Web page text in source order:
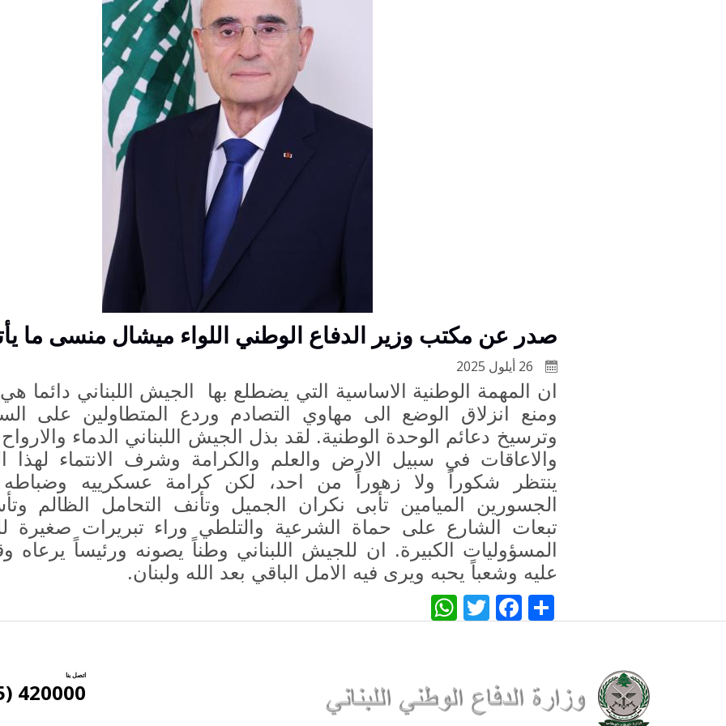
صدر عن مكتب وزير الدفاع الوطني اللواء ميشال منسى ما
ان المهمة الوطنية الاساسية التي يضطلع بها الجيش اللبناني دائما هي
ومنع انزلاق الوضع الى مهاوي التصادم وردع المتطاولين على
وترسيخ دعائم الوحدة الوطنية. لقد بذل الجيش اللبناني الدماء
والاعاقات في سبيل الارض والعلم والكرامة وشرف الانتماء لهذا
ينتظر شكوراً ولا زهوراً من احد، لكن كرامة عسكرييه وضباطه
الجسورين الميامين تأبى نكران الجميل وتأنف التحامل الظالم
تبعات الشارع على حماة الشرعية والتلطي وراء تبريرات صغيرة
المسؤوليات الكبيرة. ان للجيش اللبناني وطناً يصونه ورئيساً يرعاه
عليه وشعباً يحبه ويرى فيه الامل الباقي بعد الله ولبنان.
Share
Facebook
Twitter
اتصل بنا
420000 (5) 961+